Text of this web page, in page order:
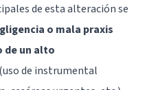
de esta alteración se
o mala praxis
de un alto
(uso de instrumental